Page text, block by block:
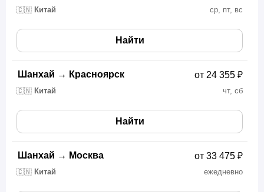
🇨🇳 Китай ср, пт, вс
Найти
Шанхай → Красноярск
🇨🇳 Китай чт, сб
от 24 355 ₽
Найти
Шанхай → Москва
🇨🇳 Китай ежедневно
от 33 475 ₽